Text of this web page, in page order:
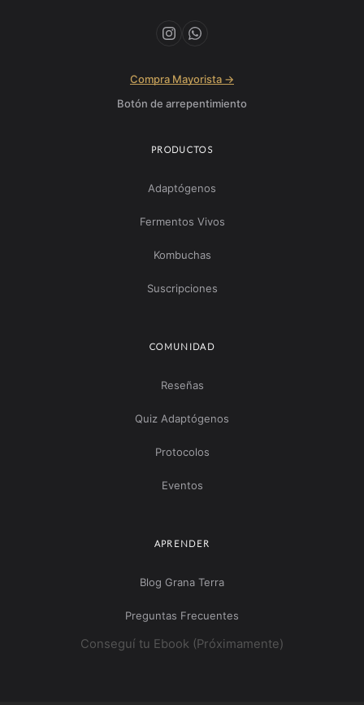
Compra Mayorista →
Botón de arrepentimiento
PRODUCTOS
Adaptógenos
Fermentos Vivos
Kombuchas
Suscripciones
COMUNIDAD
Reseñas
Quiz Adaptógenos
Protocolos
Eventos
APRENDER
Blog Grana Terra
Preguntas Frecuentes
Conseguí tu Ebook (Próximamente)